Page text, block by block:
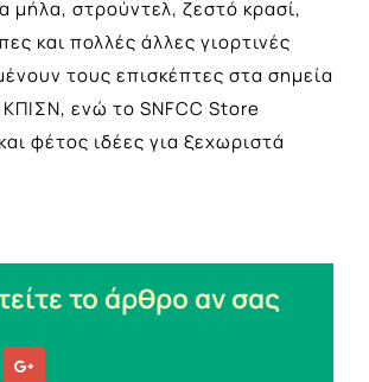
μήλα, στρούντελ, ζεστό κρασί,
και πολλές άλλες γιορτινές
τους επισκέπτες στα σημεία
ενώ το SNFCC Store
φέτος ιδέες για ξεχωριστά
το άρθρο αν σας